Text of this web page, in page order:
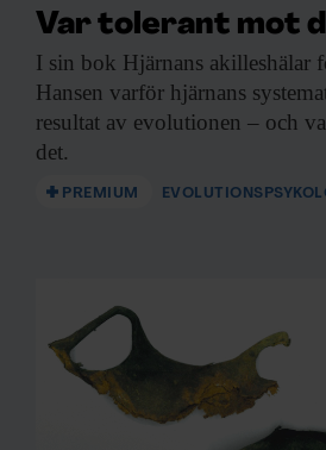
Var tolerant mot
I sin bok Hjärnans akilleshälar
Hansen varför hjärnans
resultat av evolutionen – och
det.
PREMIUM